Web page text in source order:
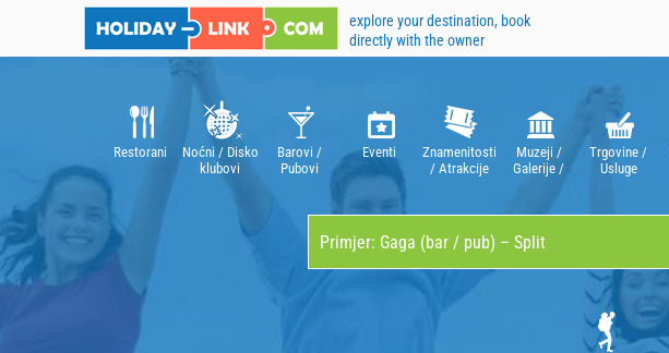
explore your destination, book
directly with the owner
Restorani
Noćni / Disko
klubovi
Barovi /
Pubovi
Eventi
Znamenitosti
/ Atrakcije
Muzeji /
Galerije /
Trgovine /
Usluge